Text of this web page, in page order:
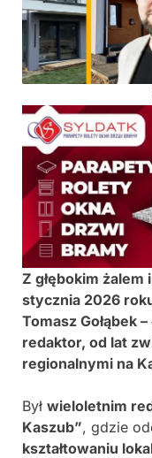
Z głębokim
stycznia 2026
Tomasz Gołąbek
redaktor, od lat
regionalnymi na
Był wieloletnim
Kaszub”, gdzie
kształtowaniu